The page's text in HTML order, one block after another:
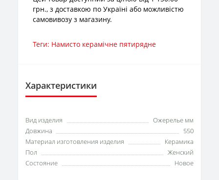
грн., з доставкою по Україні або можливістю
самовивозу з магазину.
Теги: Намисто керамічне пятирядне
Характеристики
Вид изделия
Ожерелье мм
Довжина
550
Материал изготовления изделия
Керамика
Пол
Женский
Состояние
Новое